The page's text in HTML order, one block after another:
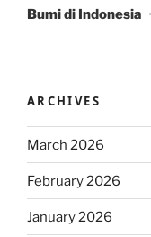
Bumi di Indonesia
ARCHIVES
March 2026
February 2026
January 2026